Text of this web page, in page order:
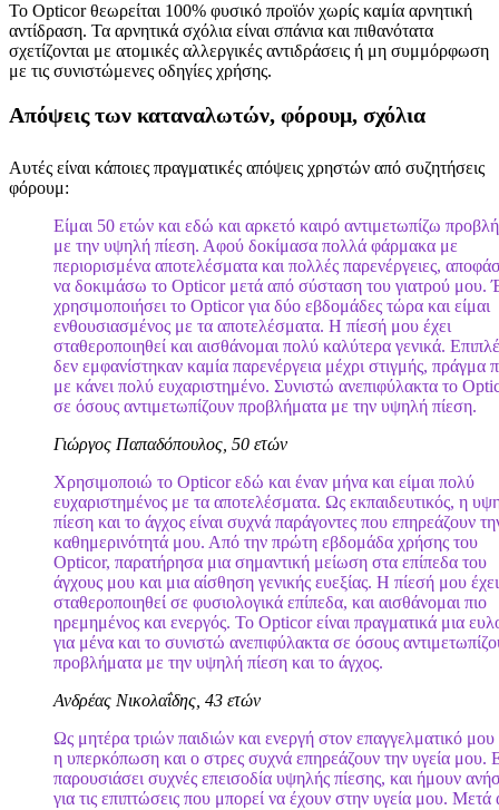
Το Opticor θεωρείται 100% φυσικό προϊόν χωρίς καμία αρνητική
αντίδραση. Τα αρνητικά σχόλια είναι σπάνια και πιθανότατα
σχετίζονται με ατομικές αλλεργικές αντιδράσεις ή μη συμμόρφωση
με τις συνιστώμενες οδηγίες χρήσης.
Απόψεις των καταναλωτών, φόρουμ, σχόλια
Αυτές είναι κάποιες πραγματικές απόψεις χρηστών από συζητήσεις
φόρουμ:
Είμαι 50 ετών και εδώ και αρκετό καιρό αντιμετωπίζω
με την υψηλή πίεση. Αφού δοκίμασα πολλά φάρμακα με
περιορισμένα αποτελέσματα και πολλές παρενέργειες,
να δοκιμάσω το Opticor μετά από σύσταση του γιατρού μου.
χρησιμοποιήσει το Opticor για δύο εβδομάδες τώρα και είμαι
ενθουσιασμένος με τα αποτελέσματα. Η πίεσή μου έχει
σταθεροποιηθεί και αισθάνομαι πολύ καλύτερα γενικά.
δεν εμφανίστηκαν καμία παρενέργεια μέχρι στιγμής, πράγμα
με κάνει πολύ ευχαριστημένο. Συνιστώ ανεπιφύλακτα το
σε όσους αντιμετωπίζουν προβλήματα με την υψηλή πίεση.
Γιώργος Παπαδόπουλος, 50 ετών
Χρησιμοποιώ το Opticor εδώ και έναν μήνα και είμαι πολύ
ευχαριστημένος με τα αποτελέσματα. Ως εκπαιδευτικός, η
πίεση και το άγχος είναι συχνά παράγοντες που επηρεάζουν
καθημερινότητά μου. Από την πρώτη εβδομάδα χρήσης του
Opticor, παρατήρησα μια σημαντική μείωση στα επίπεδα του
άγχους μου και μια αίσθηση γενικής ευεξίας. Η πίεσή μου έχει
σταθεροποιηθεί σε φυσιολογικά επίπεδα, και αισθάνομαι πιο
ηρεμημένος και ενεργός. Το Opticor είναι πραγματικά μια
για μένα και το συνιστώ ανεπιφύλακτα σε όσους
προβλήματα με την υψηλή πίεση και το άγχος.
Ανδρέας Νικολαΐδης, 43 ετών
Ως μητέρα τριών παιδιών και ενεργή στον επαγγελματικό μου
η υπερκόπωση και ο στρες συχνά επηρεάζουν την υγεία μου.
παρουσιάσει συχνές επεισοδία υψηλής πίεσης, και ήμουν
για τις επιπτώσεις που μπορεί να έχουν στην υγεία μου. Μετά